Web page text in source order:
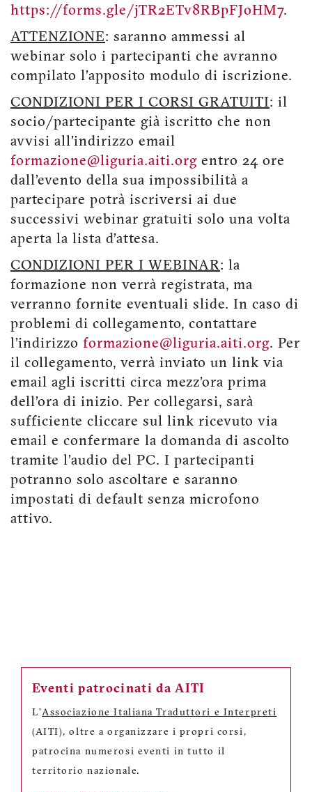
https://forms.gle/jTR2ETv8RBpFJoHM7.
ATTENZIONE: saranno ammessi al
webinar solo i partecipanti che avranno
compilato l’apposito modulo di iscrizione.
CONDIZIONI PER I CORSI GRATUITI: il
socio/partecipante già iscritto che non
avvisi all’indirizzo email
formazione@liguria.aiti.org entro 24 ore
dall’evento della sua impossibilità a
partecipare potrà iscriversi ai due
successivi webinar gratuiti solo una volta
aperta la lista d’attesa.
CONDIZIONI PER I WEBINAR: la
formazione non verrà registrata, ma
verranno fornite eventuali slide. In caso di
problemi di collegamento, contattare
l’indirizzo formazione@liguria.aiti.org. Per
il collegamento, verrà inviato un link via
email agli iscritti circa mezz’ora prima
dell’ora di inizio. Per collegarsi, sarà
sufficiente cliccare sul link ricevuto via
email e confermare la domanda di ascolto
tramite l’audio del PC. I partecipanti
potranno solo ascoltare e saranno
impostati di default senza microfono
attivo.
Eventi patrocinati da AITI
L'Associazione Italiana Traduttori e Interpreti
(AITI), oltre a organizzare i propri corsi,
patrocina numerosi eventi in tutto il
territorio nazionale.